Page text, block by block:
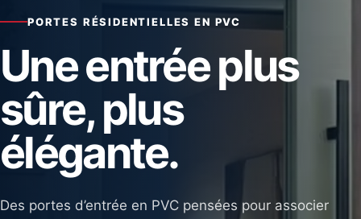
PORTES RÉSIDENTIELLES EN PVC
Une entrée plus
sûre, plus
élégante.
Des portes d’entrée en PVC pensées pour associer